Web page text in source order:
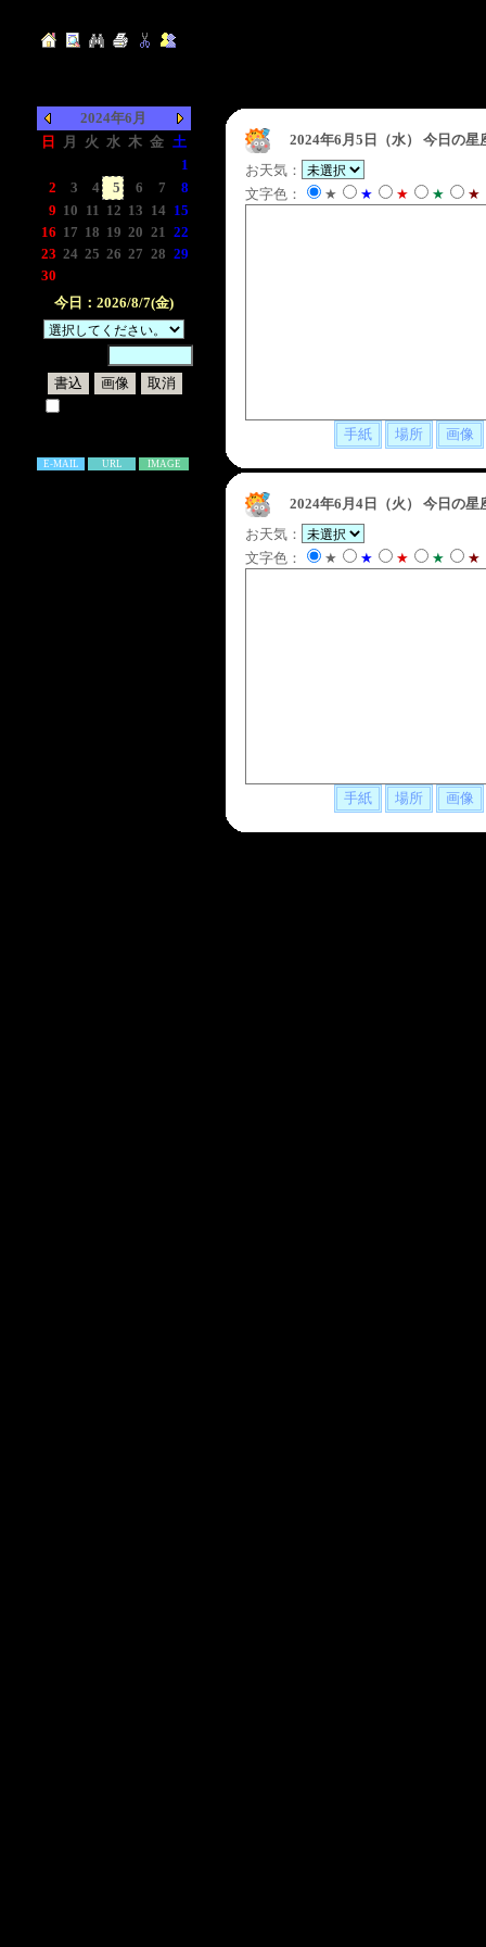
2024年6月
日
月 火 水 木 金 土
1
2
3 4 5 6 7
8
9 10 11 12 13 14 15
16 17 18 19 20 21 22
23 24 25 26 27 28 29
30
今日：2026/8/7(金)
E-MAIL URL IMAGE
2024年6月5日（水）
今日の星
お天気：
文字色：
★ ★ ★ ★ ★
2024年6月4日（火）
今日の星
お天気：
文字色：
★ ★ ★ ★ ★